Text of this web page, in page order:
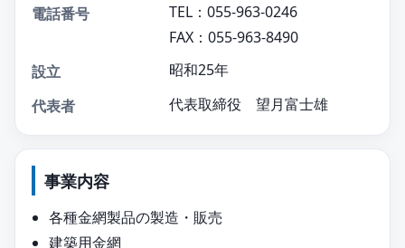
電話番号
TEL：055-963-0246
FAX：055-963-8490
設立
昭和25年
代表者
代表取締役 望月富士雄
事業内容
各種金網製品の製造・販売
建築用金網